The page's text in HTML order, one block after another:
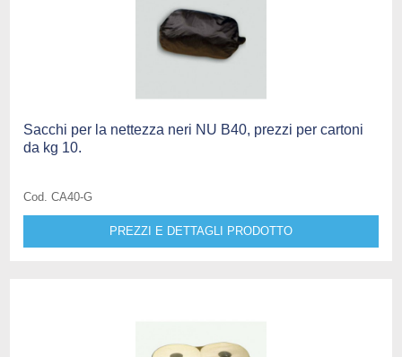
Sacchi per la nettezza neri NU B40, prezzi per cartoni
da kg 10.
Cod. CA40-G
PREZZI E DETTAGLI PRODOTTO